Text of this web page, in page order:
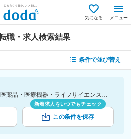
気になる メニュー
職・求人検索結果
条件で並び替え
[勤務地]東京都 [業種]CSO-医薬品・医療機器・ライフサイエンス・医療系サービス [こだわり条件ピックアップ]新着
新着求人をいつでもチェック
この条件を保存